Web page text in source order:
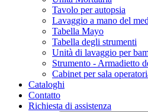
Tavolo per autopsia
Lavaggio a mano del
Tabella Mayo
Tabella degli strumenti
Unità di lavaggio per
Strumento - Armadietto
Cabinet per sala
Cataloghi
Contatto
Richiesta di assistenza